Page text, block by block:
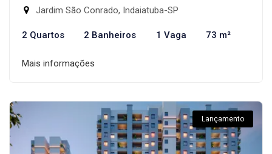
Jardim São Conrado, Indaiatuba-SP
2 Quartos 2 Banheiros 1 Vaga 73 m²
Mais informações
Lançamento